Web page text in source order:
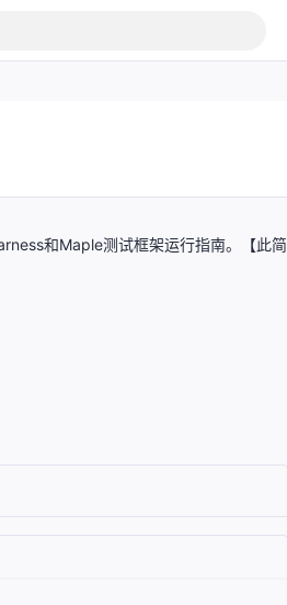
和Maple测试框架运行指南。【此简